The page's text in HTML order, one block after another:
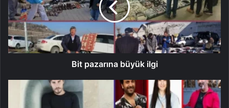
Bit pazarına büyük ilgi